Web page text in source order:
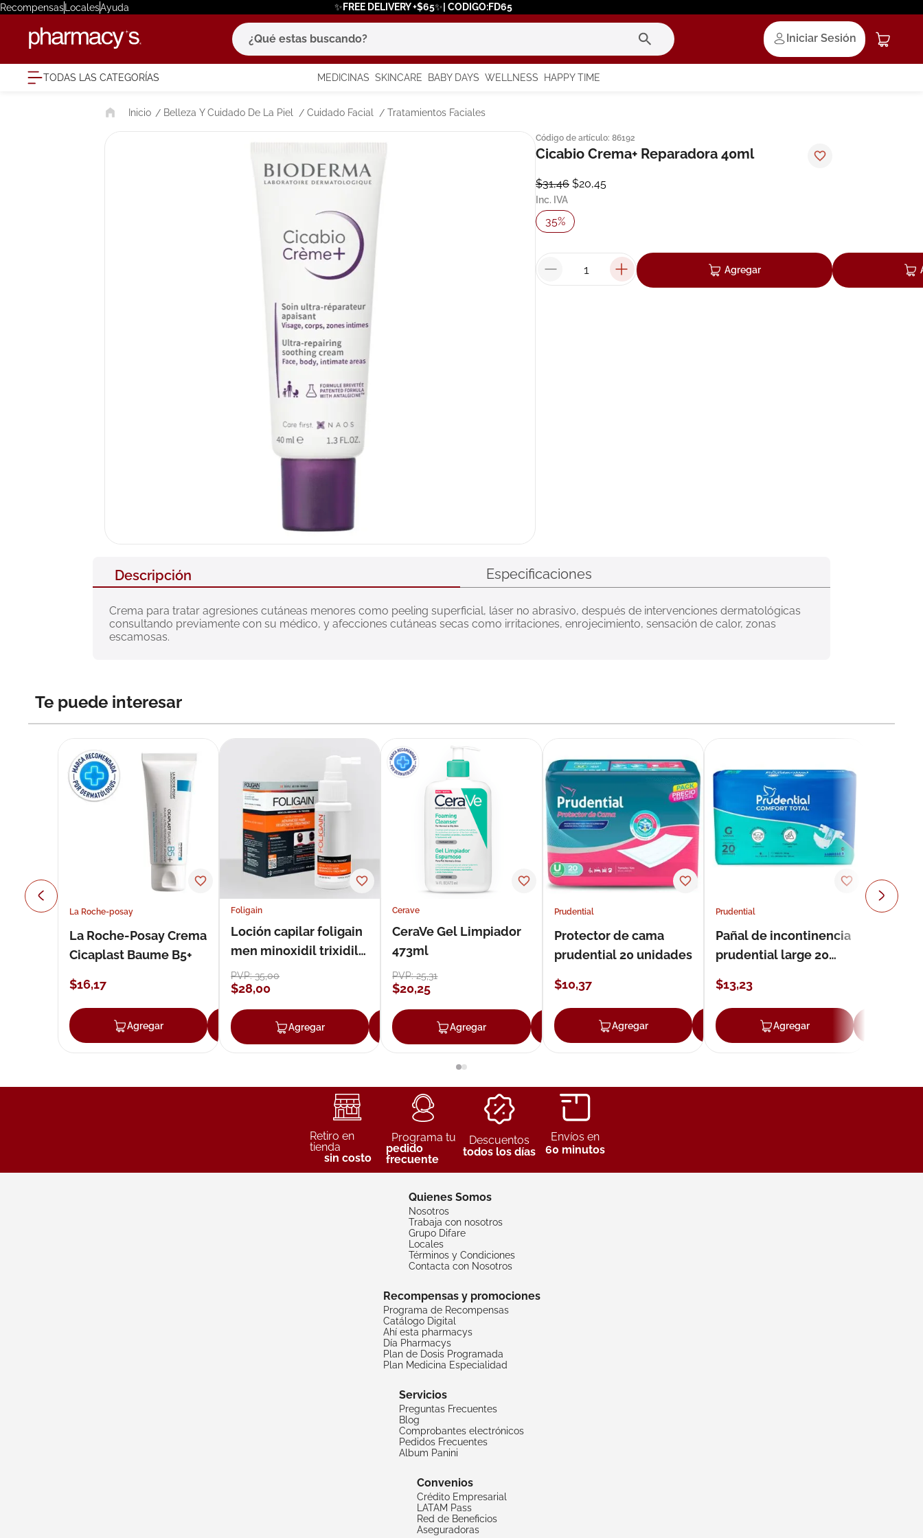
RecompensasLocalesAyuda ✨FREE DELIVERY +$65✨| CODIGO:FD65
¿Qué estas buscando?
Iniciar Sesión
TODAS LAS CATEGORÍAS MEDICINAS SKINCARE BABY DAYS WELLNESS HAPPY TIME
Belleza Y Cuidado De La Piel Cuidado Facial Tratamientos Faciales
Código de artículo: 86192
Cicabio Crema+ Reparadora 40ml
$31,46 $20,45
Inc. IVA
35%
Agregar
Descripción Especificaciones
Crema para tratar agresiones cutáneas menores como peeling superficial, láser no abrasivo, después de intervenciones dermatológicas
consultando previamente con su médico, y afecciones cutáneas secas como irritaciones, enrojecimiento, sensación de calor, zonas
escamosas.
Te puede interesar
La Roche-posay
La Roche-Posay Crema
Cicaplast Baume B5+
$16,17
Agregar Agregar
Foligain
Loción capilar foligain
men minoxidil trixidil
loción 59 ml
PVP:35,00
$28,00
Agregar Agregar
Cerave
CeraVe Gel Limpiador
473ml
PVP:25,31
$20,25
Agregar Agregar
Prudential
Protector de cama
prudential 20 unidades
$10,37
Agregar Agregar
Prudential
Pañal de incontinencia
prudential large 20
$13,23
Agregar
Retiro en
tienda
sin costo
Programa tu
pedido
frecuente
Descuentos
todos los días
Envíos en
60 minutos
Quienes Somos
Nosotros
Trabaja con nosotros
Grupo Difare
Locales
Términos y Condiciones
Contacta con Nosotros
Recompensas y promociones
Programa de Recompensas
Catálogo Digital
Ahí esta pharmacys
Día Pharmacys
Plan de Dosis Programada
Plan Medicina Especialidad
Servicios
Preguntas Frecuentes
Blog
Comprobantes electrónicos
Pedidos Frecuentes
Album Panini
Convenios
Crédito Empresarial
LATAM Pass
Red de Beneficios
Aseguradoras
términos más buscados
1 . eucerin
. bioderma
. pilexil
degraler
isdin
megacistin
pañales